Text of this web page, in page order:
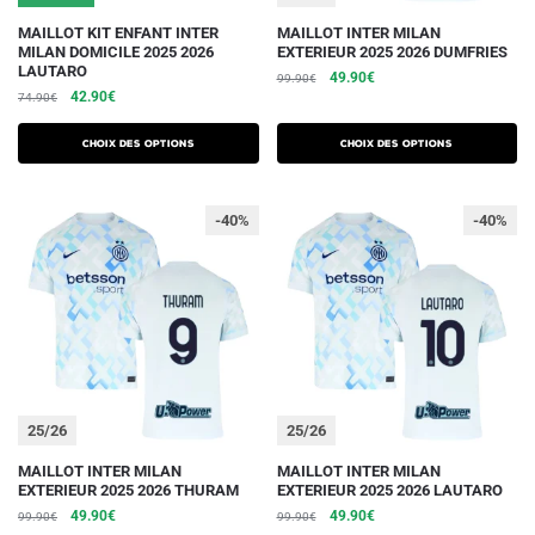
MAILLOT KIT ENFANT INTER
MILAN DOMICILE 2025 2026
LAUTARO
74.90€
Le
initial
était :
42.90€Le
actuel
est :
Choix des options
Ce
produit
a
variations.
peuvent
être
choisies
produit
MAILLOT INTER MILAN
EXTERIEUR 2025 2026 DUMFRIES
99.90€
Le
initial
était :
99.90€.
49.90€Le
actuel
est :
49.90€.
Choix des options
Ce
produit
a
variations.
peuvent
être
choisies
produit
25/26
-40%
MAILLOT INTER MILAN
EXTERIEUR 2025 2026 THURAM
99.90€
Le
49.90€Le
Ce
produit
a
25/26
-40%
MAILLOT INTER MILAN
EXTERIEUR 2025 2026 LAUTARO
99.90€
Le
49.90€Le
Ce
produit
a